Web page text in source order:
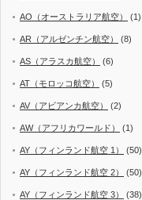
AO（オーストラリア航空） (1)
AR（アルゼンチン航空） (8)
AS（アラスカ航空） (6)
AT（モロッコ航空） (5)
AV（アビアンカ航空） (2)
AW（アフリカワールド） (1)
AY（フィンランド航空 1） (50)
AY（フィンランド航空 2） (50)
AY（フィンランド航空 3） (38)